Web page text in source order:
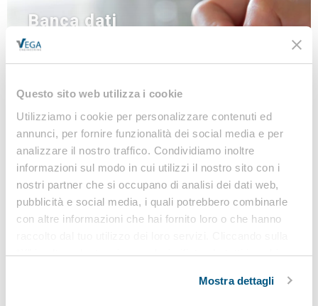
Questo sito web utilizza i cookie
Utilizziamo i cookie per personalizzare contenuti ed
annunci, per fornire funzionalità dei social media e per
analizzare il nostro traffico. Condividiamo inoltre
informazioni sul modo in cui utilizzi il nostro sito con i
nostri partner che si occupano di analisi dei dati web,
pubblicità e social media, i quali potrebbero combinarle
con altre informazioni che hai fornito loro o che hanno
“X” in alto a destra si procederà rifiutando tutti i cookie,
Mostra dettagli
Banca dati
LINEE GUIDA
Iscriviti alla nostra
Newsletter
Notizie, Modulistica e Linee Guida gratuite per
e normative